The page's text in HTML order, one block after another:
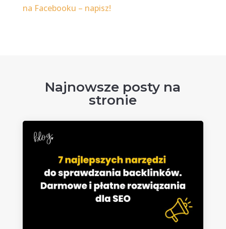
na Facebooku – napisz!
Najnowsze posty na
stronie